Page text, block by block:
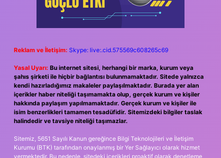
Reklam ve İletişim: Skype: live:.cid.575569c608265c69
Yasal Uyarı: Bu internet sitesi, herhangi bir marka, kurum veya
şahıs şirketi ile hiçbir bağlantısı bulunmamaktadır. Sitede yalnızca
kendi hazırladığımız makaleler paylaşılmaktadır. Burada yer alan
içerikler haber niteliği taşımamakta olup, gerçek kurum ve kişiler
hakkında paylaşım yapılmamaktadır. Gerçek kurum ve kişiler ile
isim benzerlikleri tamamen tesadüfidir. Sitemizdeki bilgiler taslak
halindedir ve tavsiye niteliği taşımazlar.
Sitemiz, 5651 Sayılı Kanun gereğince Bilgi Teknolojileri ve İletişim
Kurumu (BTK) tarafından onaylanmış bir Yer Sağlayıcı olarak hizmet
vermektedir. Bu nedenle, sitedeki içerikleri proaktif olarak denetleme